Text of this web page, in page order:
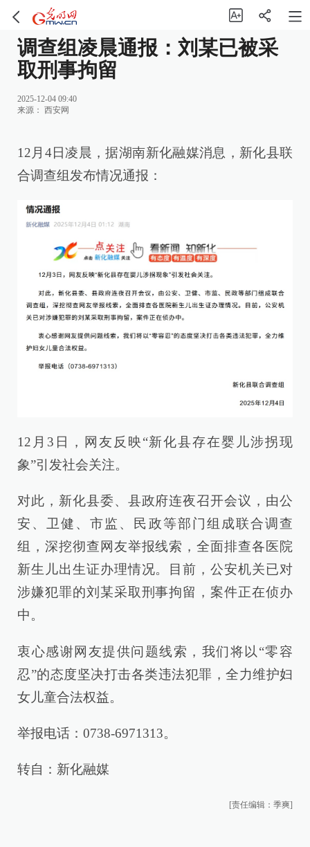
调查组凌晨通报：刘某已被采
取刑事拘留
2025-12-04 09:40
来源： 西安网
12月4日凌晨，据湖南新化融媒消息，新化县联
合调查组发布情况通报：
12月3日，网友反映“新化县存在婴儿涉拐现
象”引发社会关注。
对此，新化县委、县政府连夜召开会议，由公
安、卫健、市监、民政等部门组成联合调查
组，深挖彻查网友举报线索，全面排查各医院
新生儿出生证办理情况。目前，公安机关已对
涉嫌犯罪的刘某采取刑事拘留，案件正在侦办
中。
衷心感谢网友提供问题线索，我们将以“零容
忍”的态度坚决打击各类违法犯罪，全力维护妇
女儿童合法权益。
举报电话：0738-6971313。
转自：新化融媒
[责任编辑：季爽]